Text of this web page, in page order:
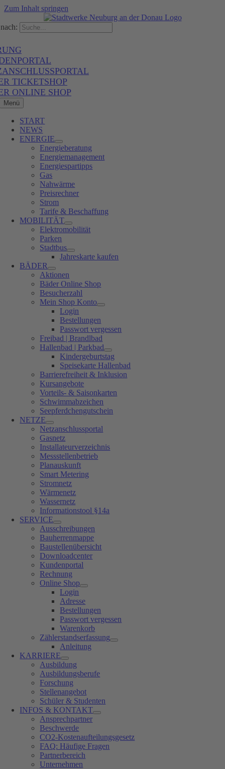
Zum Inhalt springen
TICKETSHOP
ONLINE SHOP
Menü
START
NEWS
ENERGIE
Energieberatung
Energiemanagement
Energiespartipps
Gas
Nahwärme
Preisrechner
Strom
Tarife & Beschaffung
MOBILITÄT
Elektromobilität
Parken
Stadtbus
Jahreskarte kaufen
BÄDER
Aktionen
Bäder Online Shop
Besucherzahl
Mein Shop Konto
Login
Bestellungen
Passwort vergessen
Freibad | Brandlbad
Hallenbad | Parkbad
Kindergeburtstag
Speisekarte Hallenbad
Barrierefreiheit & Inklusion
Kursangebote
Vorteils- & Saisonkarten
Schwimmabzeichen
Seepferdchengutschein
NETZE
Netzanschlussportal
Gasnetz
Installateurverzeichnis
Messstellenbetrieb
Planauskunft
Smart Metering
Stromnetz
Wärmenetz
Wassernetz
Informationstool §14a
SERVICE
Ausschreibungen
Bauherrenmappe
Baustellenübersicht
Downloadcenter
Kundenportal
Rechnung
Online Shop
Login
Adresse
Bestellungen
Passwort vergessen
Warenkorb
Zählerstandserfassung
Anleitung
KARRIERE
Ausbildung
Ausbildungsberufe
Forschung
Stellenangebot
Schüler & Studenten
INFOS & KONTAKT
Ansprechpartner
Beschwerde
CO2-Kostenaufteilungsgesetz
FAQ: Häufige Fragen
Partnerbereich
Unternehmen